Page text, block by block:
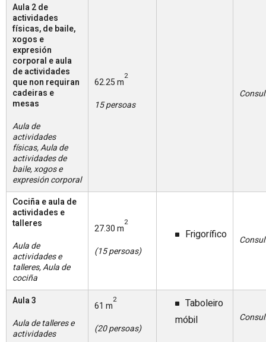
Aula 2 de
actividades
físicas, de baile,
xogos e
expresión
corporal e aula
de actividades
que non requiran
cadeiras e
mesas
Aula de
actividades
físicas, Aula de
actividades de
baile, xogos e
expresión corporal
62.25 m2
15 persoas
Cociña e aula de
actividades e
talleres
Aula de
actividades e
talleres, Aula de
cociña
27.30 m2
(15 persoas)
Frigorífico
Aula 3
Aula de talleres e
actividades
61 m2
(20 persoas)
Taboleiro
móbil